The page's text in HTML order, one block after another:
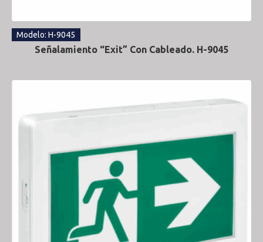
Modelo: H-9045
Señalamiento “Exit” Con Cableado. H-9045